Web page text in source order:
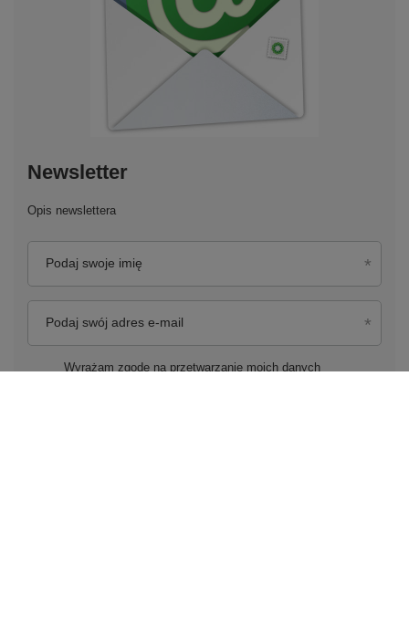
Newsletter
Opis newslettera
Podaj swoje imię
Podaj swój adres e-mail
Wyrażam zgodę na przetwarzanie moich danych